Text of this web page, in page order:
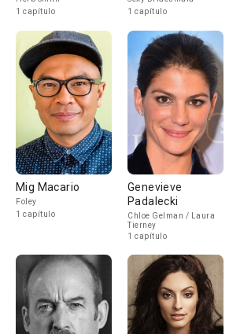
1 capítulo
1 capítulo
Mig Macario
Foley
1 capítulo
Genevieve
Padalecki
Chloe Gelman / Laura
Tierney
1 capítulo